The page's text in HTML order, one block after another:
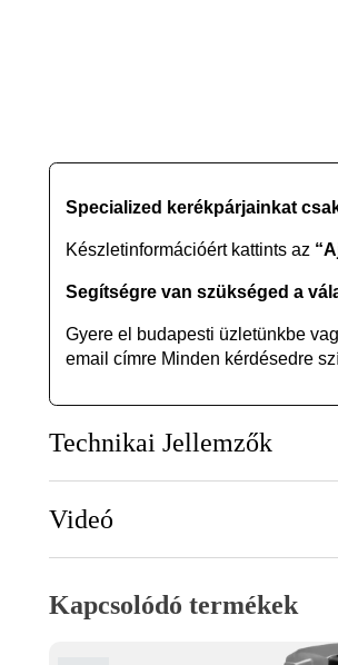
Specialized kerékpárjainkat
Készletinformációért kattints az
Segítségre van szükséged a
Gyere el budapesti üzletünkbe
email címre Minden kérdésedre
Technikai Jellemzők
Videó
Kapcsolódó termékek